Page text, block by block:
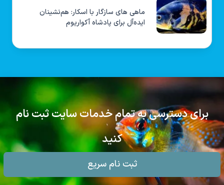
ماهی های سازگار با اسکار: هم‌نشینان
ایده‌آل برای پادشاه آکواریوم
برای دسترسی به تمام خدمات سایت ثبت نام
کنید
ثبت نام سریع